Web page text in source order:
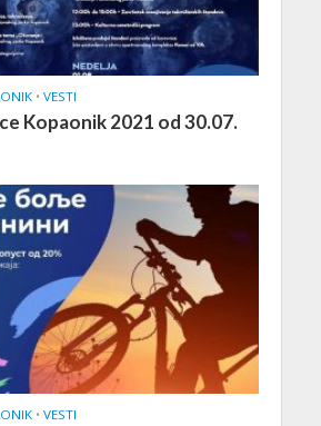
• VESTI
Kopaonik 2021 od 30.07.
• VESTI